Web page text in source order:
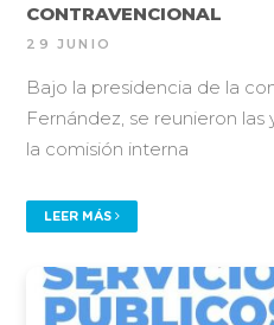
CONTRAVENCIONAL
29 JUNIO
Bajo la presidencia de la
Fernández, se reunieron
la comisión interna
LEER MÁS